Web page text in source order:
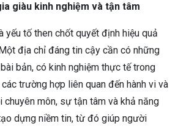
giàu kinh nghiệm và tận tâm
yếu tố then chốt quyết định hiệu quả
địa chỉ đáng tin cậy cần có những
bản, có kinh nghiệm thực tế trong
trường hợp liên quan đến hành vi và
chuyên môn, sự tận tâm và khả năng
dựng niềm tin, từ đó giúp người